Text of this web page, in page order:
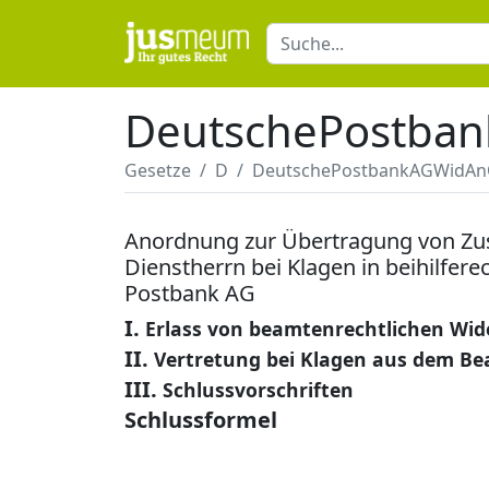
Gesetze D
Anordnung zur Übertragung von
Dienstherrn bei Klagen in
Postbank AG
I. Erlass von beamtenrechtlichen
II. Vertretung bei Klagen aus dem
III. Schlussvorschriften
Schlussformel